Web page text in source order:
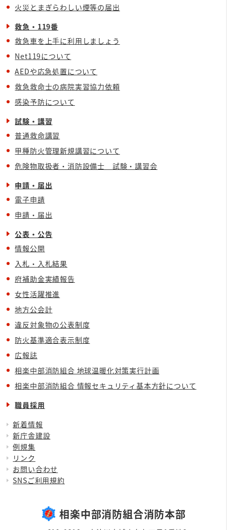
火災とまぎらわしい煙等の届出
救急・119番
救急車を上手に利用しましょう
Net119について
AEDや応急処置について
救急救命士の病院実習協力依頼
感染予防について
試験・講習
普通救命講習
甲種防火管理新規講習について
危険物取扱者・消防設備士 試験・講習会
申請・届出
電子申請
申請・届出
公表・公告
情報公開
入札・入札結果
府補助金実績報告
女性活躍推進
地方公会計
違反対象物の公表制度
防火基準適合表示制度
広報誌
相楽中部消防組合 地球温暖化対策実行計画
相楽中部消防組合 情報セキュリティ基本方針について
職員採用
新着情報
新庁舎建設
例規集
リンク
お問い合わせ
SNSご利用規約
相楽中部消防組合消防本部